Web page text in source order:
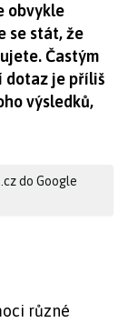
obvykle
se stát, že
Častým
dotaz je příliš
výsledků,
do Google
různé